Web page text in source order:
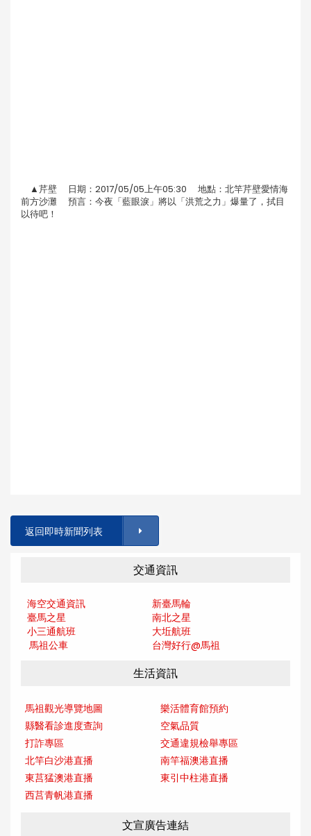
▲芹壁 日期：2017/05/05上午05:30 地點：北竿芹壁愛情海
前方沙灘 預言：今夜「藍眼淚」將以「洪荒之力」爆量了，拭目
以待吧！
返回即時新聞列表
交通資訊
海空交通資訊
新臺馬輪
臺馬之星
南北之星
小三通航班
大坵航班
馬祖公車
台灣好行@馬祖
生活資訊
馬祖觀光導覽地圖
樂活體育館預約
縣醫看診進度查詢
空氣品質
打詐專區
交通違規檢舉專區
北竿白沙港直播
南竿福澳港直播
東莒猛澳港直播
東引中柱港直播
西莒青帆港直播
文宣廣告連結